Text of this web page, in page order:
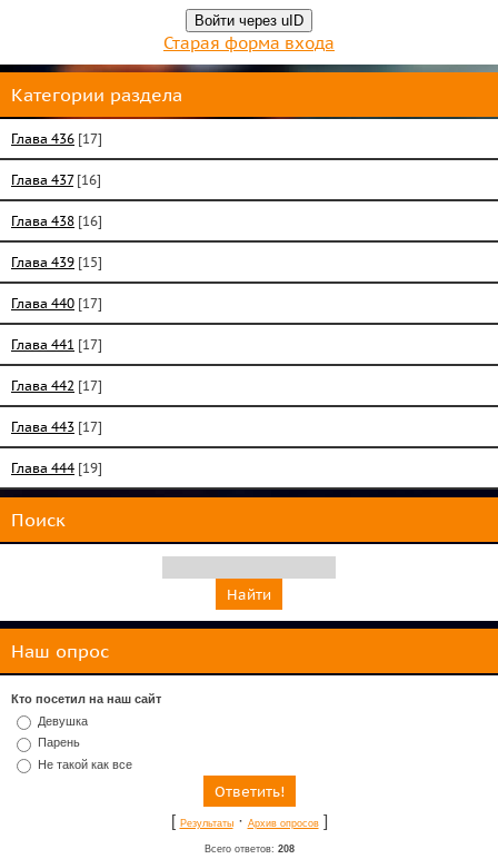
Войти через uID
Старая форма входа
Категории раздела
Глава 436 [17]
Глава 437 [16]
Глава 438 [16]
Глава 439 [15]
Глава 440 [17]
Глава 441 [17]
Глава 442 [17]
Глава 443 [17]
Глава 444 [19]
Поиск
Наш опрос
Кто посетил на наш сайт
Девушка
Парень
Не такой как все
[ Результаты· Архив опросов]
Всего ответов: 208